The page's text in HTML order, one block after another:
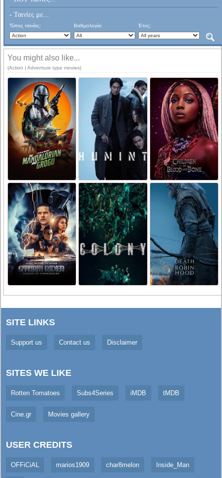
- Ταινίες με...
Τύπος ταινίας: Βαθμολογία: Έτος:
You might also like...
(Action | Adventure type movies)
SITE LINKS
Support us Contact us Disclaimer
SITES WE LIKE
Rotten Tomatoes Subs4Series iMDB tMDB
Cine.gr Movies gallery
USER CREDITS
OFFiCiAL marios1909 char8melon Inside_Man